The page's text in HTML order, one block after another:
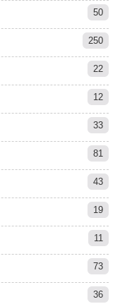
50
250
22
12
33
81
43
19
11
73
36